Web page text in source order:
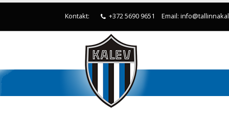
Kontakt: +372 5690 9651 Email: